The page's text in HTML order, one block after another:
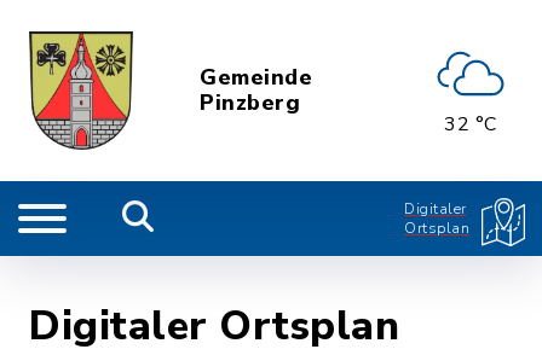
Gemeinde
Pinzberg
32 °C
Digitaler
Ortsplan
Digitaler Ortsplan